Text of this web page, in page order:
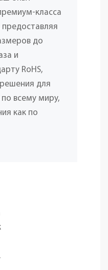
класса
предоставляя
до
и
RoHS,
для
всему миру,
как по